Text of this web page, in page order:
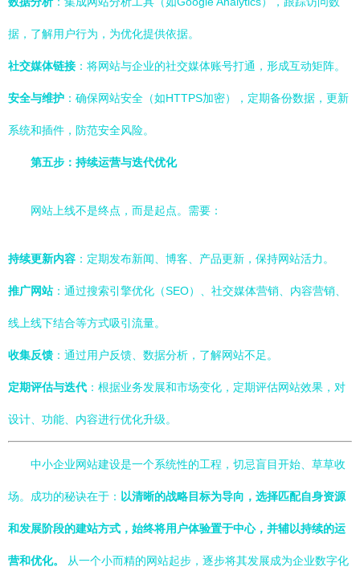
据，了解用户行为，为优化提供依据。
社交媒体链接 ：将网站与企业的社交媒体账号打通，形成互动矩阵。
安全与维护 ：确保网站安全（如HTTPS加密），定期备份数据，更新
系统和插件，防范安全风险。
第五步：持续运营与迭代优化
网站上线不是终点，而是起点。需要：
持续更新内容 ：定期发布新闻、博客、产品更新，保持网站活力。
推广网站：通过搜索引擎优化（SEO）、社交媒体营销、内容营销、
线上线下结合等方式吸引流量。
收集反馈 ：通过用户反馈、数据分析，了解网站不足。
定期评估与迭代 ：根据业务发展和市场变化，定期评估网站效果，对
设计、功能、内容进行优化升级。
中小企业网站建设是一个系统性的工程，切忌盲目开始、草草收
场。成功的秘诀在于： 以清晰的战略目标为导向，选择匹配自身资源
和发展阶段的建站方式，始终将用户体验置于中心，并辅以持续的运
营和优化。 从一个小而精的网站起步，逐步将其发展成为企业数字化